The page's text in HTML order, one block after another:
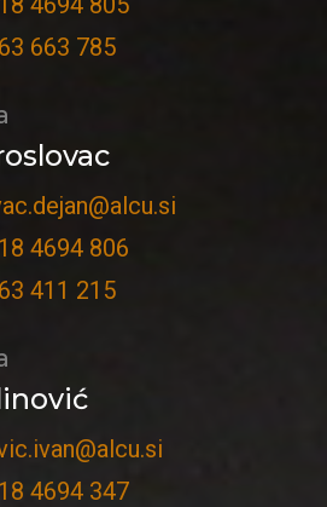
663 785
4694 806
411 215
4694 347